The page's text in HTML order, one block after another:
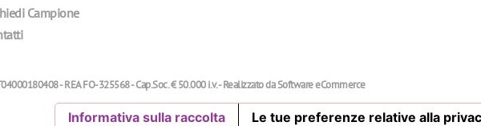
Campione
- REA FO-325568 - Cap.Soc. € 50.000 i.v. - Realizzato daSoftware eCommerce
Informativa sulla raccolta Le tue preferenze relative alla